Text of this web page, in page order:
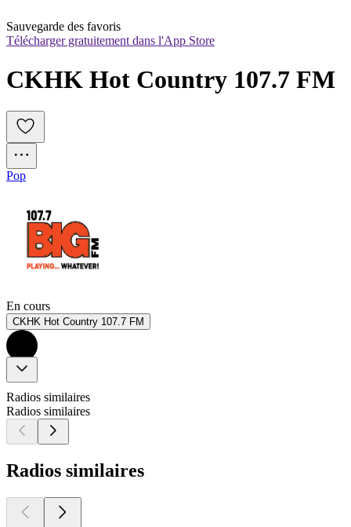
Sauvegarde des favoris
Télécharger gratuitement dans l'App Store
CKHK Hot Country 107.7 FM
Pop
En cours
CKHK Hot Country 107.7 FM
Radios similaires
Radios similaires
Radios similaires